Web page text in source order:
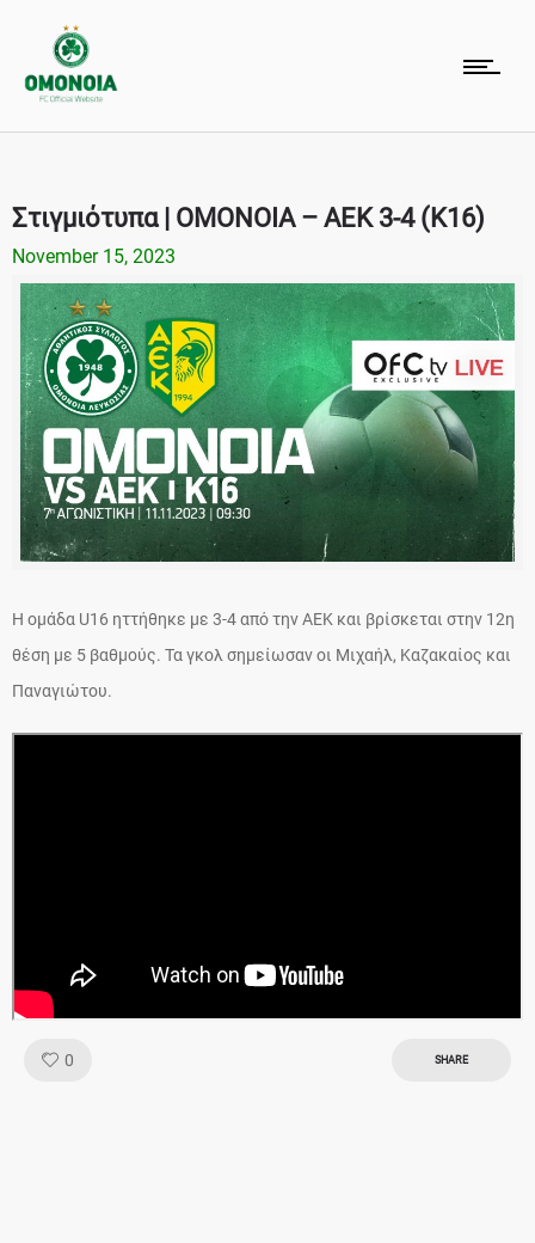
Στιγμιότυπα | ΟΜΟΝΟΙΑ – ΑΕΚ 3-4 (Κ16)
November 15, 2023
Η ομάδα U16 ηττήθηκε με 3-4 από την ΑΕΚ και βρίσκεται στην 12η
θέση με 5 βαθμούς. Τα γκολ σημείωσαν οι Μιχαήλ, Καζακαίος και
Παναγιώτου.
0 SHARE